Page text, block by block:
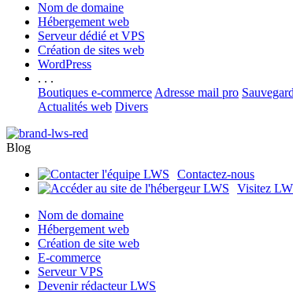
Nom de domaine
Hébergement web
Serveur dédié et VPS
Création de sites web
WordPress
. . .
Boutiques e-commerce Adresse mail pro
Actualités web Divers
Blog
Contactez-nous
Visitez
Nom de domaine
Hébergement web
Création de site web
E-commerce
Serveur VPS
Devenir rédacteur LWS